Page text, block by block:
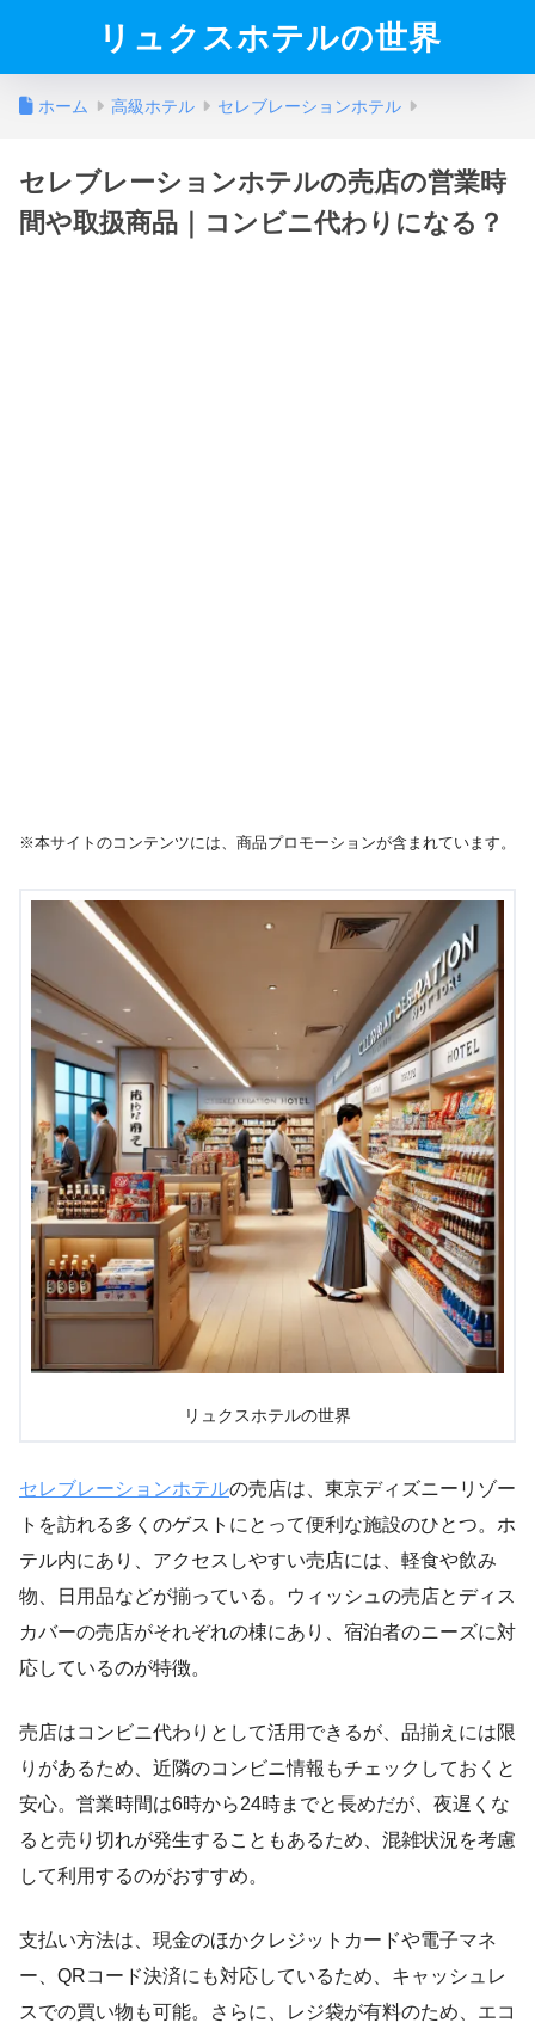
リュクスホテルの世界
ホーム 高級ホテル セレブレーションホテル
セレブレーションホテルの売店の営業時
間や取扱商品｜コンビニ代わりになる？
※本サイトのコンテンツには、商品プロモーションが含まれています。
リュクスホテルの世界
セレブレーションホテルの売店は、東京ディズニーリゾー
トを訪れる多くのゲストにとって便利な施設のひとつ。ホ
テル内にあり、アクセスしやすい売店には、軽食や飲み
物、日用品などが揃っている。ウィッシュの売店とディス
カバーの売店がそれぞれの棟にあり、宿泊者のニーズに対
応しているのが特徴。
売店はコンビニ代わりとして活用できるが、品揃えには限
りがあるため、近隣のコンビニ情報もチェックしておくと
安心。営業時間は6時から24時までと長めだが、夜遅くな
ると売り切れが発生することもあるため、混雑状況を考慮
して利用するのがおすすめ。
支払い方法は、現金のほかクレジットカードや電子マネ
ー、QRコード決済にも対応しているため、キャッシュレ
スでの買い物も可能。さらに、レジ袋が有料のため、エコ